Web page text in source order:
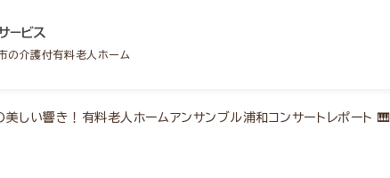
市の介護付有料老人ホーム
美しい響き！有料老人ホームアンサンブル浦和コンサートレポート 🎹